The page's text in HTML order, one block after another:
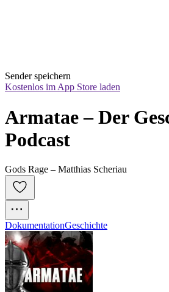
Sender speichern
Kostenlos im App Store laden
Armatae – Der
Podcast
Gods Rage – Matthias Scheriau
DokumentationGeschichte